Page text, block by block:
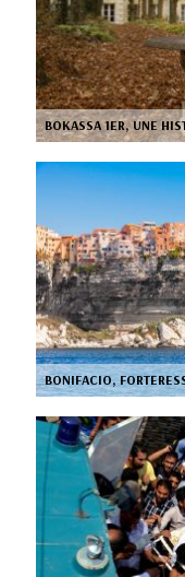
BOKASSA 1ER, UNE
BONIFACIO,